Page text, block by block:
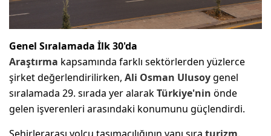
Genel Sıralamada İlk 30'da
Araştırma kapsamında farklı sektörlerden yüzlerce
şirket değerlendirilirken, Ali Osman Ulusoygenel
sıralamada 29. sırada yer alarakTürkiye'nin önde
gelen işverenleri arasındaki konumunu güçlendirdi.